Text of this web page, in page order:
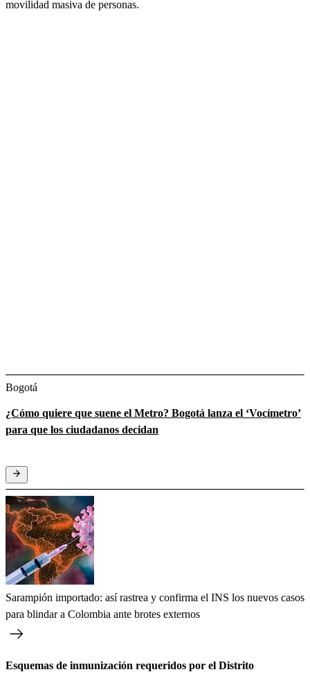
movilidad masiva de personas.
Bogotá
¿Cómo quiere que suene el Metro? Bogotá lanza el ‘Vocímetro’
para que los ciudadanos decidan
Sarampión importado: así rastrea y confirma el INS los nuevos casos
para blindar a Colombia ante brotes externos
Esquemas de inmunización requeridos por el Distrito